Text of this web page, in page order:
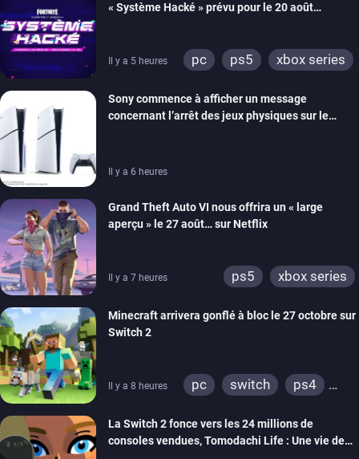
« Système Hacké » prévu pour le 20 août
Il y a 5 heures pc ps5
xbox series
ps4
xbox one
switch 2
Sony commence à afficher un message
concernant l’arrêt des jeux physiques sur le
Il y a 6 heures
Grand Theft Auto VI nous offrira un « large
aperçu » le 27 août… sur Netflix
Il y a 7 heures ps5 xbox series
Minecraft arrivera gonflé à bloc le 27 octobre sur
Switch 2
Il y a 8 heures pc switch
ps4
wiiu
3ds
ps3
xbox 360
switch 2
La Switch 2 fonce vers les 24 millions de
consoles vendues, Tomodachi Life : Une vie de